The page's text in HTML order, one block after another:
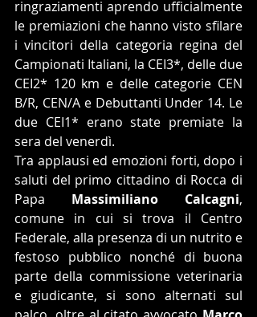
ringraziamenti aprendo ufficialmente
le premiazioni che hanno visto sfilare
i vincitori della categoria regina del
Campionati Italiani, la CEI3*, delle due
CEI2* 120 km e delle categorie CEN
B/R, CEN/A e Debuttanti Under 14. Le
due CEI1* erano state premiate la
sera del venerdì.
Tra applausi ed emozioni forti, dopo i
saluti del primo cittadino di Rocca di
Papa Massimiliano Calcagni,
comune in cui si trova il Centro
Federale, alla presenza di un nutrito e
festoso pubblico nonché di buona
parte della commissione veterinaria
e giudicante, si sono alternati sul